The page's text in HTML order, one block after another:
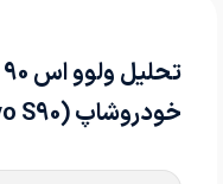
خودروشاپ (Volvo S90)